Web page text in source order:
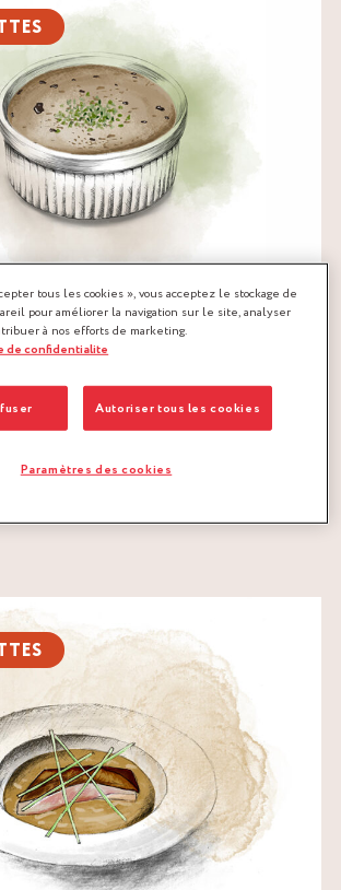
RECETTE INSPIRÉE DE LA
Jacques accompagnées d’ingrédients
tous les cookies », vous acceptez le stockage de
pour améliorer la navigation sur le site, analyser
à nos efforts de marketing.
de confidentialite
Autoriser tous les cookies
Paramètres des cookies